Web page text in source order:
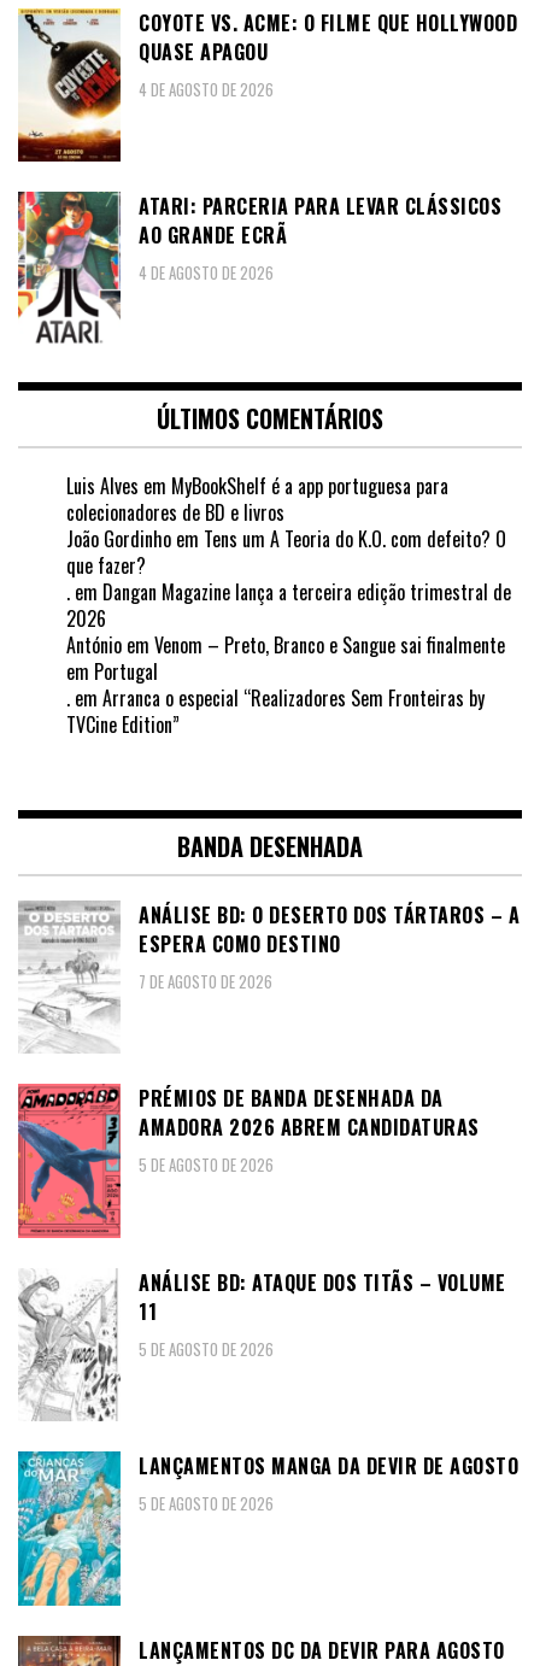
COYOTE VS. ACME: O FILME QUE HOLLYWOOD
QUASE APAGOU
4 DE AGOSTO DE 2026
ATARI: PARCERIA PARA LEVAR CLÁSSICOS
AO GRANDE ECRÃ
4 DE AGOSTO DE 2026
ÚLTIMOS COMENTÁRIOS
Luis Alves em MyBookShelf é a app portuguesa para
colecionadores de BD e livros
João Gordinho em Tens um A Teoria do K.O. com defeito? O
que fazer?
. em Dangan Magazine lança a terceira edição trimestral de
2026
António em Venom – Preto, Branco e Sangue sai finalmente
em Portugal
. em Arranca o especial “Realizadores Sem Fronteiras by
TVCine Edition”
BANDA DESENHADA
ANÁLISE BD: O DESERTO DOS TÁRTAROS – A
ESPERA COMO DESTINO
7 DE AGOSTO DE 2026
PRÉMIOS DE BANDA DESENHADA DA
AMADORA 2026 ABREM CANDIDATURAS
5 DE AGOSTO DE 2026
ANÁLISE BD: ATAQUE DOS TITÃS – VOLUME
11
5 DE AGOSTO DE 2026
LANÇAMENTOS MANGA DA DEVIR DE AGOSTO
5 DE AGOSTO DE 2026
LANÇAMENTOS DC DA DEVIR PARA AGOSTO